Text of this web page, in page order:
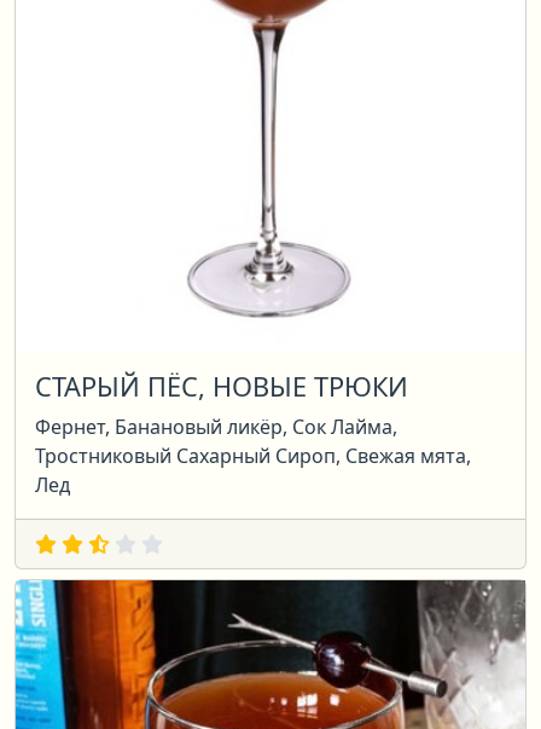
СТАРЫЙ ПЁС, НОВЫЕ ТРЮКИ
Фернет, Банановый ликёр, Сок Лайма,
Тростниковый Сахарный Сироп, Свежая мята,
Лед